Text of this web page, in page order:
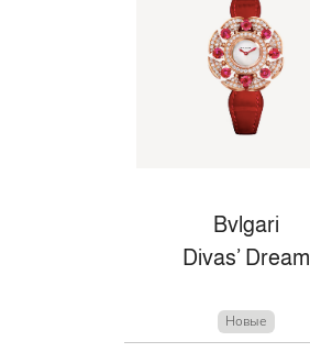
Bvlgari
Divas’ Dream
Новые